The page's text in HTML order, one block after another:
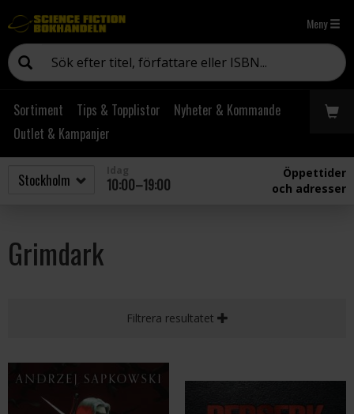
Meny
Sortiment Tips & Topplistor
Nyheter & Kommande
Outlet & Kampanjer
10:00–19:00
Öppettider
och adresser
Grimdark
Filtrera resultatet